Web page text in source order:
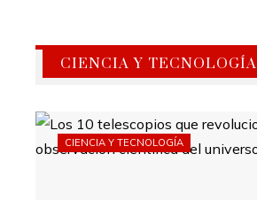
CIENCIA Y TECNOLOGÍA
CIENCIA Y TECNOLOGÍA